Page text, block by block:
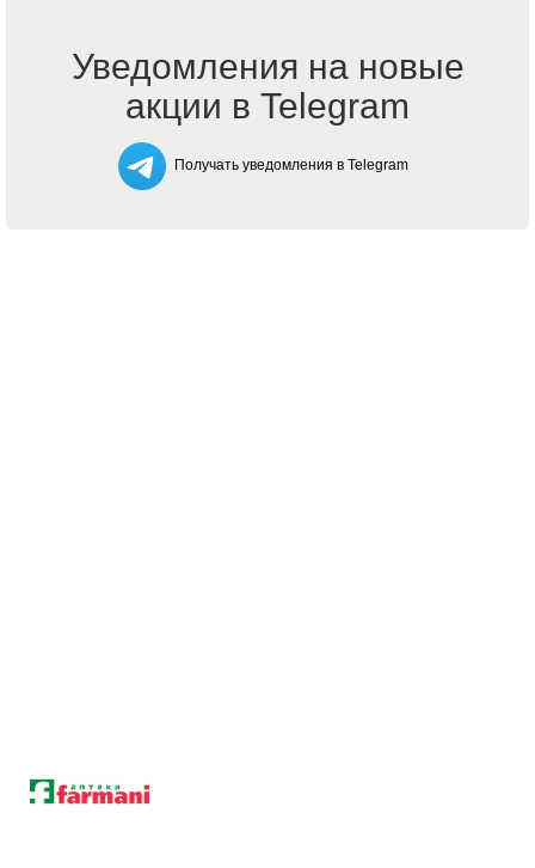
Уведомления на новые
акции в Telegram
Получать уведомления в Telegram